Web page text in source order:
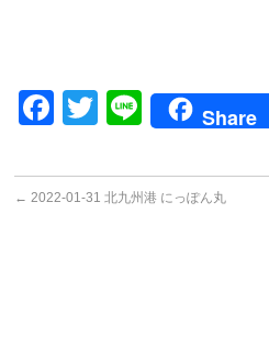
Facebook
Twitter
LineShare
← 2022-01-31 北九州港 にっぽん丸